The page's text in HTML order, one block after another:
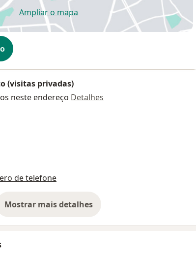
Ampliar o mapaabre num novo separador
(visitas privadas)
neste endereço Detalhes
de telefone
Mostrar mais detalhes
sobre o endereço